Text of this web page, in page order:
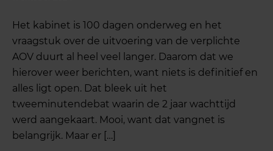
Het kabinet is 100 dagen onderweg en het
vraagstuk over de uitvoering van de verplichte
AOV duurt al heel veel langer. Daarom dat we
hierover weer berichten, want niets is definitief en
alles ligt open. Dat bleek uit het
tweeminutendebat waarin de 2 jaar wachttijd
werd aangekaart. Mooi, want dat vangnet is
belangrijk. Maar er […]